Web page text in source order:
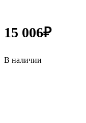
15 006₽
В наличии